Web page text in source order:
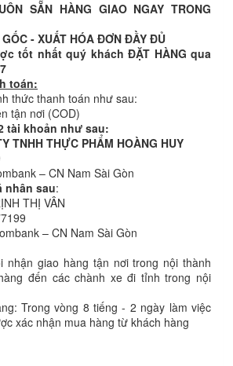
SẴN HÀNG GIAO NGAY TRONG
- XUẤT HÓA ĐƠN ĐẦY ĐỦ
tốt nhất quý khách ĐẶT HÀNG qua
toán:
thức thanh toán như sau:
tận nơi (COD)
tài khoản như sau:
TNHH THỰC PHẨM HOÀNG HUY
– CN Nam Sài Gòn
nhân sau:
THỊ VÂN
– CN Nam Sài Gòn
nhận giao hàng tận nơi trong nội thành
đến các chành xe đi tỉnh trong nội
Trong vòng 8 tiếng - 2 ngày làm việc
xác nhận mua hàng từ khách hàng